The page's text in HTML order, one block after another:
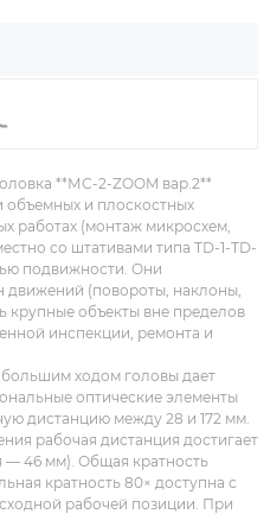
**МС-2-ZOOM вар.2**
объемных и плоскостных
работах (монтаж микросхем,
со штативами типа TD-1-TD-
подвижности. Они
(повороты, наклоны,
крупные объекты вне пределов
инспекции, ремонта и
ходом головы дает
оптические элементы
дистанцию между 28 и 172 мм.
рабочая дистанция достигает
— 46 мм). Общая кратность
кратность 80× доступна с
рабочей позиции. При